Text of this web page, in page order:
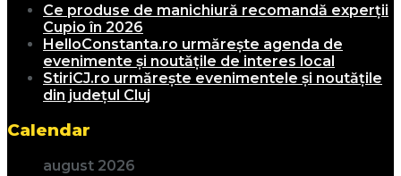
Ce produse de manichiură recomandă experții
Cupio în 2026
HelloConstanta.ro urmărește agenda de
evenimente și noutățile de interes local
StiriCJ.ro urmărește evenimentele și noutățile
din județul Cluj
Calendar
august 2026